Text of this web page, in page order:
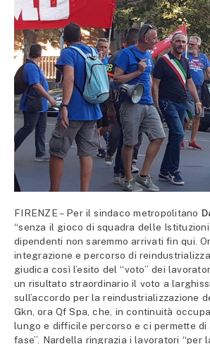
FIRENZE – Per il sindaco metropolitano
“senza il gioco di squadra delle
dipendenti non saremmo arrivati fin qui.
integrazione e percorso di
giudica così l’esito del “voto” dei
un risultato straordinario il voto a
sull’accordo per la reindustrializzazione
Gkn, ora Qf Spa, che, in continuità
lungo e difficile percorso e ci permette di
fase”. Nardella ringrazia i lavoratori “per